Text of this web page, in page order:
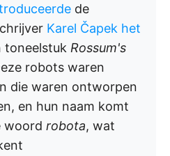
de
Karel Čapek het
toneelstuk Rossum's
robots waren
die waren ontworpen
en hun naam komt
woord robota, wat